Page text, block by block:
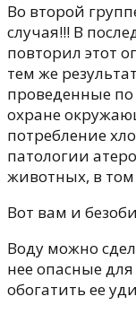
Во второй
случая!!! В
повторил этот
тем же
проведенные по
охране
потребление
патологии
животных, в том
Вот вам и
Воду можно
нее опасные
обогатить ее